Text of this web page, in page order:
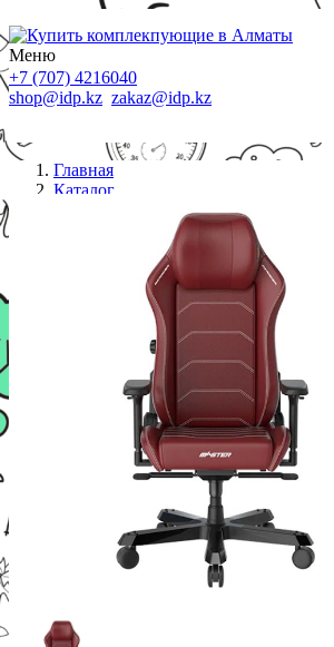
Меню
+7 (707) 4216040
shop@idp.kz zakaz@idp.kz
Главная
Каталог
Игровое компьютерное кресло
XL GC/XLMF23LTD/R